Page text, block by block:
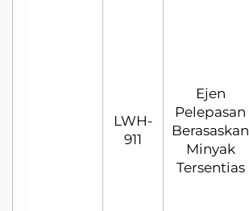
LWH-
911
Ejen
Pelepasan
Berasaskan
Minyak
Tersentias